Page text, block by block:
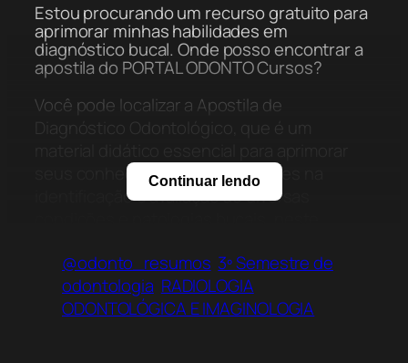
Estou procurando um recurso gratuito para
aprimorar minhas habilidades em
diagnóstico bucal. Onde posso encontrar a
apostila do PORTAL ODONTO Cursos?
Você pode localizar a Apostila de
seus conhecimentos e habilidades na
identificação e avaliação de diversas
oportunidade de enriquecer sua biblioteca
digital com este valioso recurso oferecido
gratuitamente.
Continuar lendo
@odonto_resumos 3º Semestre de
odontologia RADIOLOGIA
ODONTOLÓGICA E IMAGINOLOGIA